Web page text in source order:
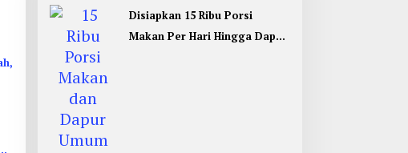
Disiapkan 15 Ribu Porsi
Makan Per Hari Hingga Dapur